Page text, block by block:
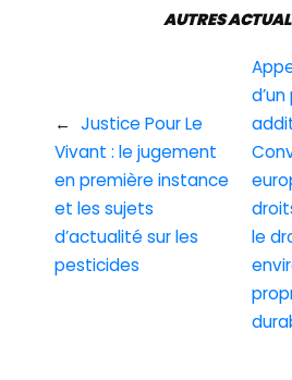
← Justice Pour Le
Vivant : le jugement
en première instance
et les sujets
d’actualité sur les
pesticides
AUTRES
le